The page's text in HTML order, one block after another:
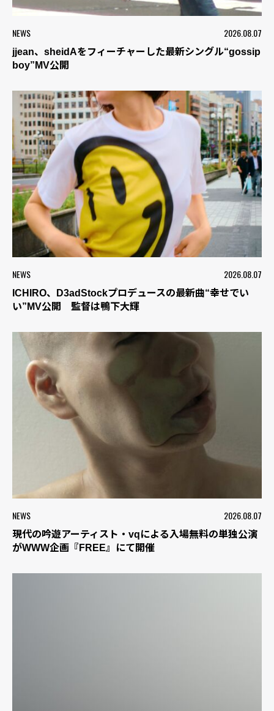
NEWS 2026.08.07
jjean、sheidAをフィーチャーした最新シングル“gossip
boy”MV公開
NEWS 2026.08.07
ICHIRO、D3adStockプロデュースの最新曲“幸せでい
い”MV公開 監督は鴨下大輝
NEWS 2026.08.07
現代の吟遊アーティスト・vqによる入場無料の単独公演
がWWW企画『FREE』にて開催